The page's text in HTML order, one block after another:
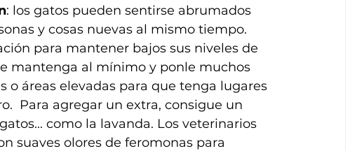
: los gatos pueden sentirse abrumados
y cosas nuevas al mismo tiempo.
para mantener bajos sus niveles de
mantenga al mínimo y ponle muchos
o áreas elevadas para que tenga lugares
Para agregar un extra, consigue un
como la lavanda. Los veterinarios
suaves olores de feromonas para